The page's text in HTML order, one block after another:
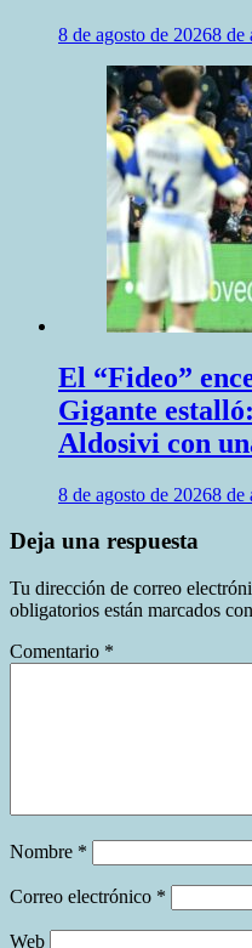
8 de agosto de 20268 de
El “Fideo”
Gigante
Aldosivi con
8 de agosto de 20268 de
Deja una respuesta
Tu dirección de correo
obligatorios están marcados con
Comentario *
Nombre *
Correo electrónico *
Web